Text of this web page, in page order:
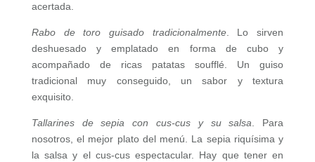
acertada.
Rabo de toro guisado tradicionalmente. Lo sirven
deshuesado y emplatado en forma de cubo y
acompañado de ricas patatas soufflé. Un guiso
tradicional muy conseguido, un sabor y textura
exquisito.
Tallarines de sepia con cus-cus y su salsa. Para
nosotros, el mejor plato del menú. La sepia riquísima y
la salsa y el cus-cus espectacular. Hay que tener en